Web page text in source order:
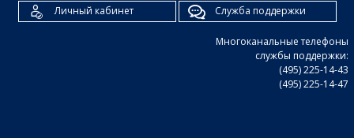
Личный кабинет Служба поддержки
Многоканальные телефоны
службы поддержки:
(495) 225-14-43
(495) 225-14-47